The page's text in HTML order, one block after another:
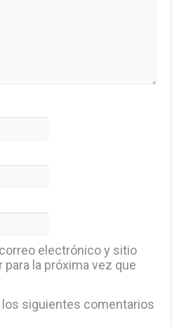
electrónico y sitio
la próxima vez que
los siguientes comentarios